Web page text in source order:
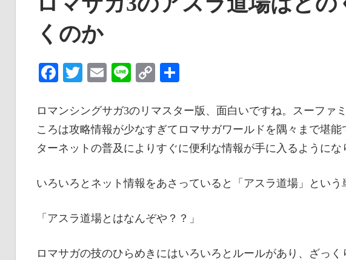
くのか
Facebook
TwitterEmailLineCopy
ロマンシングサガ3のリマスター版、面白いですね。スーファ
ころは攻略情報が少なすぎてロマサガワールドを隅々まで堪
ターネットの普及によりすぐに便利な情報が手に入るようにな
いろいろとネット情報をあさっていると「アスラ道場」という
「アスラ道場とはなんぞや？？」
ロマサガの技のひらめきにはいろいろとルールがあり、ざっく